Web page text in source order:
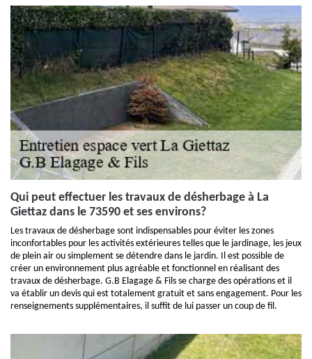
Qui peut effectuer les travaux de désherbage à La
Giettaz dans le 73590 et ses environs?
Les travaux de désherbage sont indispensables pour éviter les zones
inconfortables pour les activités extérieures telles que le jardinage, les jeux
de plein air ou simplement se détendre dans le jardin. Il est possible de
créer un environnement plus agréable et fonctionnel en réalisant des
travaux de désherbage. G.B Elagage & Fils se charge des opérations et il
va établir un devis qui est totalement gratuit et sans engagement. Pour les
renseignements supplémentaires, il suffit de lui passer un coup de fil.